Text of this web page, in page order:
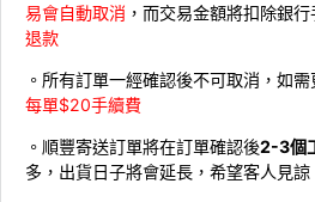
易會自動取消 ，而交易金額將扣除銀
退款
。所有訂單一經確認後不可取消，如
每單$20手續費
。順豐寄送訂單將在訂單確認後2-3個
多，出貨日子將會延長，希望客人見諒